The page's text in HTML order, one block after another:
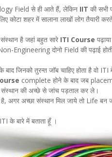
Field से ही आते हैं, लेकिन IIT की सभी
शहर में सालाना लाखों लोग तैयारी
है जहां बहुत सारे ITI Course
Engineering दोनो Field की पढ़ाई
जिनको तुरन्त जॉब चाहिए होता है वो
complete होने के बाद जब
की अच्छे से जांच पड़ताल कर ले।
है, अगर अच्छा संस्थान मिल जाये तो Life
के बारे में बताता हूँ ।